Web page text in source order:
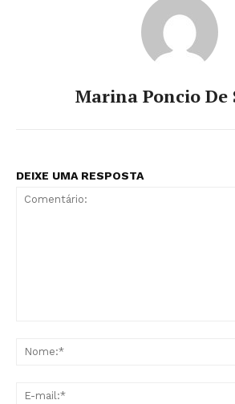
Marina Poncio De
DEIXE UMA RESPOSTA